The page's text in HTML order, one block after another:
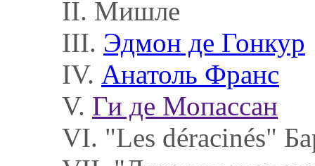
II. Мишле
III. Эдмон де Гонкур
IV. Анатоль Франс
V. Ги де Мопассан
VI. "Les déracinés"